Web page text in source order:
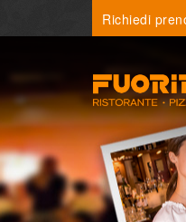
Richiedi